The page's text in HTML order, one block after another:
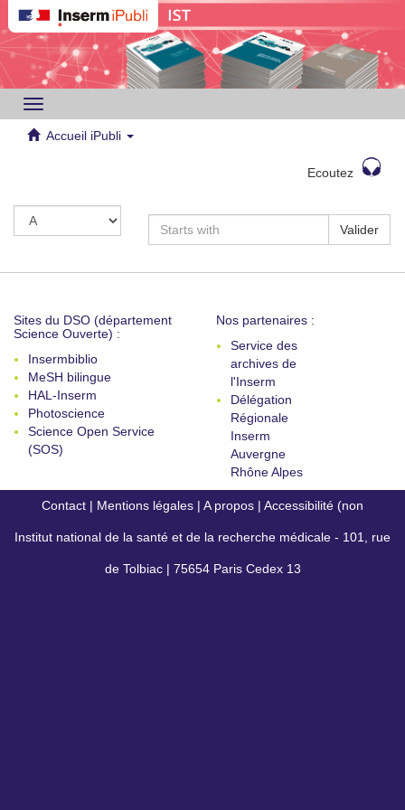
Toggle
navigation
Accueil iPubli
Ecoutez
Valider
Sites du DSO (département
Science Ouverte) :
Insermbiblio
MeSH bilingue
HAL-Inserm
Photoscience
Science Open Service
(SOS)
Nos partenaires :
Service des
archives de
l'Inserm
Délégation
Régionale
Inserm
Auvergne
Rhône Alpes
Contact | Mentions légales | A propos | Accessibilité (non
conforme)
Institut national de la santé et de la recherche médicale - 101, rue
de Tolbiac | 75654 Paris Cedex 13